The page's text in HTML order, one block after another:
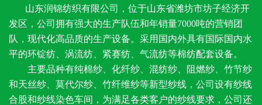
山东润锦纺织有限公司，位于山东省潍坊市坊子经济开
发区，公司拥有强大的生产队伍和年销量7000吨的营销团
队，现代化高品质的生产设备。采用国内外具有国际国内水
平的环锭纺、涡流纺、紧赛纺、气流纺等棉纺配套设备。
主要品种有纯棉纱、化纤纱、混纺纱、阻燃纱、竹节纱
和天丝纱、莫代尔纱、竹纤维纱等新型纱线，公司设有纱线
合股和纱线染色车间，为满足各类客户的纱线要求，公司还